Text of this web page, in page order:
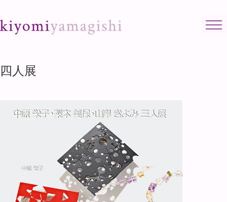
四人展